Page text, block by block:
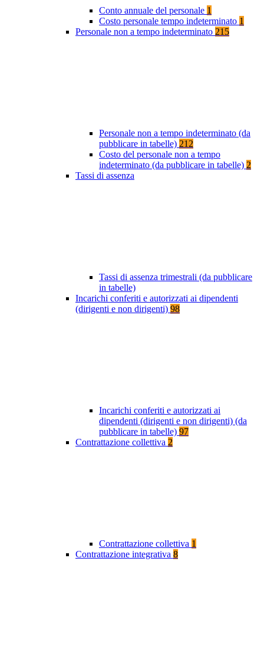
Conto annuale del personale 1
Costo personale tempo indeterminato 1
Personale non a tempo indeterminato 215
Personale non a tempo indeterminato (da
pubblicare in tabelle) 212
Costo del personale non a tempo
indeterminato (da pubblicare in tabelle) 2
Tassi di assenza
Tassi di assenza trimestrali (da pubblicare
in tabelle)
Incarichi conferiti e autorizzati ai dipendenti
(dirigenti e non dirigenti) 98
Incarichi conferiti e autorizzati ai
dipendenti (dirigenti e non dirigenti) (da
pubblicare in tabelle) 97
Contrattazione collettiva 2
Contrattazione collettiva 1
Contrattazione integrativa 8